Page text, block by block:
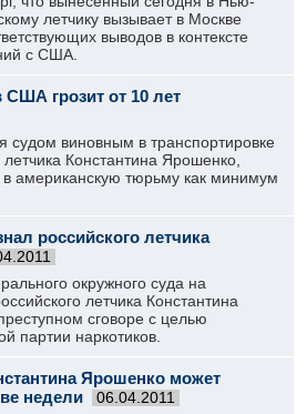
летчику вызывает в Москве
выводов в контексте
с США.
грозит от 10 лет
виновным в транспортировке
летчика Константина Ярошенко,
в американскую тюрьму как минимум
российского летчика
окружного суда на
летчика Константина
сговоре с целью
партии наркотиков.
Ярошенко может
недели
06.04.2011